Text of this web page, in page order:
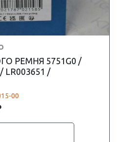
РЕМНЯ 5751G0 /
LR003651 /
00